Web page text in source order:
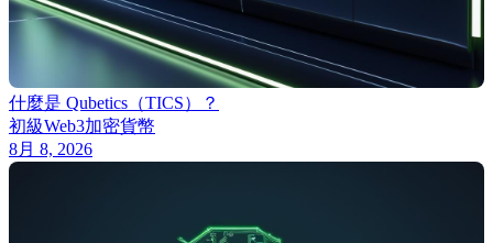
什麼是 Qubetics（TICS）？
初級Web3加密貨幣
8月 8, 2026